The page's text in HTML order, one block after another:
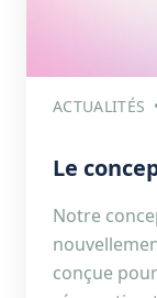
ACTUALITÉS
Le
Notre
conçue